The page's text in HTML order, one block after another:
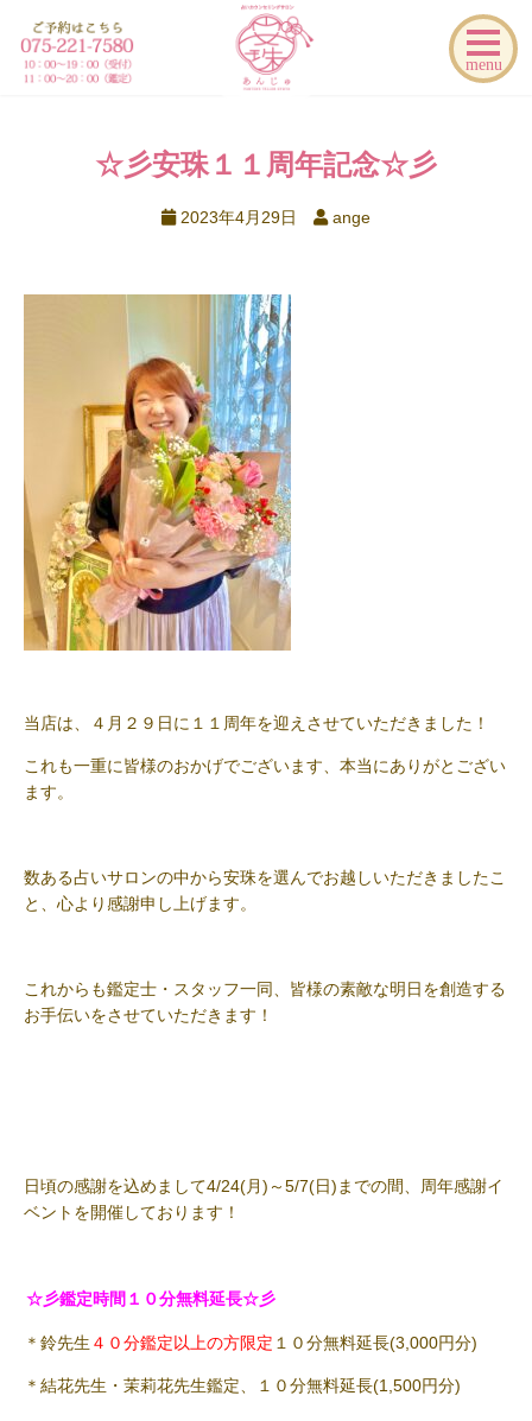
menu
☆彡安珠１１周年記念☆彡
2023年4月29日 ange
当店は、４月２９日に１１周年を迎えさせていただきました！
これも一重に皆様のおかげでございます、本当にありがとござい
ます。
数ある占いサロンの中から安珠を選んでお越しいただきましたこ
と、心より感謝申し上げます。
これからも鑑定士・スタッフ一同、皆様の素敵な明日を創造する
お手伝いをさせていただきます！
日頃の感謝を込めまして4/24(月)～5/7(日)までの間、周年感謝イ
ベントを開催しております！
☆彡鑑定時間１０分無料延長☆彡
＊鈴先生 ４０分鑑定以上の方限定 １０分無料延長(3,000円分)
＊結花先生・茉莉花先生鑑定、１０分無料延長(1,500円分)